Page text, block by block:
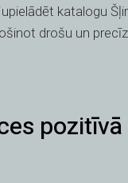
katalogu
drošu un